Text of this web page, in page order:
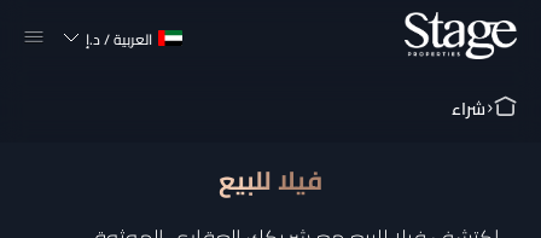
العربية/د.إ
شراء
فيلا للبيع